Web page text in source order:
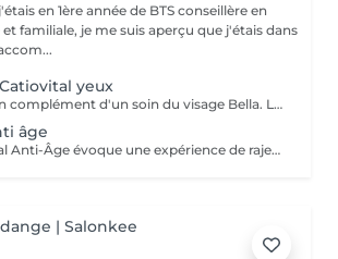
en 1ère année de BTS conseillère en
familiale, je me suis aperçu que j'étais dans
yeux
Add-on réservé en complément d'un soin du visage Bella. Le soin Bella Eyes Lift est dédié à la jeunesse du regard. Il combine expertise manuelle et technologie Catiovital pour traiter en douceur la zone sensible du contour de l'il. Les bénéfices : Rides et ridules lissées (pattes d'oie, ride du lion) Cernes et poches atténués Peau du contour des yeux raffermie et hydratée Regard plus lumineux et reposé Un soin ciblé et efficace, réservé en complément d'un soin du visage Bella, idéal pour défatiguer et rajeunir instantanément le regard.
âge
pour le Soin Global Anti-Âge évoque une expérience de rajeunissement complet. Ce traitement commence par l'application de produits hautement concentrés en ingrédients anti-âge, spécialement sélectionnés pour leurs propriétés revitalisantes. Des techniques avancées, telles que la stimulation cellulaire et la régénération cutanée, sont utilisées pour cibler les signes du vieillissement. Le Soin Global Anti-Âge offre une approche holistique, visant à hydrater, raffermir et restaurer la vitalité de la peau, procurant ainsi une sensation de jeunesse et de bien-être global.